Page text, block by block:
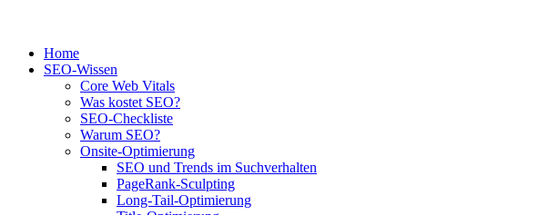
Home
SEO-Wissen
Core Web Vitals
Was kostet SEO?
SEO-Checkliste
Warum SEO?
Onsite-Optimierung
SEO und Trends im Suchverhalten
PageRank-Sculpting
Long-Tail-Optimierung